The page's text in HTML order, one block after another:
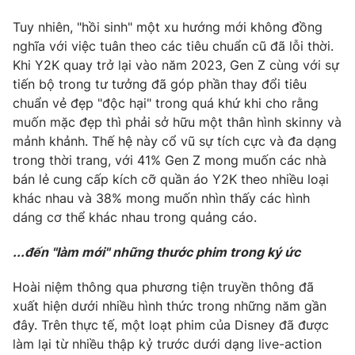
Tuy nhiên, "hồi sinh" một xu hướng mới không đồng
nghĩa với việc tuân theo các tiêu chuẩn cũ đã lỗi thời.
Khi Y2K quay trở lại vào năm 2023, Gen Z cùng với sự
tiến bộ trong tư tưởng đã góp phần thay đổi tiêu
chuẩn vẻ đẹp "độc hại" trong quá khứ khi cho rằng
muốn mặc đẹp thì phải sở hữu một thân hình skinny và
mảnh khảnh. Thế hệ này cổ vũ sự tích cực và đa dạng
trong thời trang, với 41% Gen Z mong muốn các nhà
bán lẻ cung cấp kích cỡ quần áo Y2K theo nhiều loại
khác nhau và 38% mong muốn nhìn thấy các hình
dáng cơ thể khác nhau trong quảng cáo.
...đến "làm mới" những thước phim trong ký ức
Hoài niệm thông qua phương tiện truyền thông đã
xuất hiện dưới nhiều hình thức trong những năm gần
đây. Trên thực tế, một loạt phim của Disney đã được
làm lại từ nhiều thập kỷ trước dưới dạng live-action